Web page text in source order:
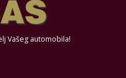
Vašeg automobila!